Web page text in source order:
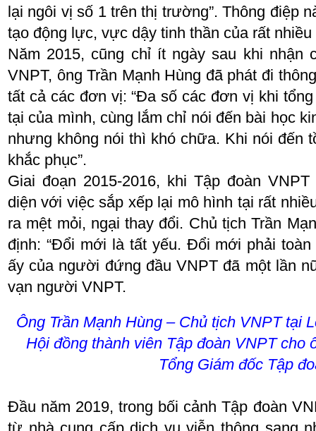
lại ngôi vị số 1 trên thị trường”. Thông điệp
tạo động lực, vực dậy tinh thần của rất
Năm 2015, cũng chỉ ít ngày sau khi nhận
VNPT, ông Trần Mạnh Hùng đã phát đi
tất cả các đơn vị: “Đa số các đơn vị khi
tại của mình, cùng lắm chỉ nói đến bài học
nhưng không nói thì khó chữa. Khi nói đến
khắc phục”.
Giai đoạn 2015-2016, khi Tập đoàn
diện với việc sắp xếp lại mô hình tại rất
ra mệt mỏi, ngại thay đổi. Chủ tịch Trần
định: “Đổi mới là tất yếu. Đổi mới phải toàn
ấy của người đứng đầu VNPT đã một lần
vạn người VNPT.
Ông Trần Mạnh Hùng – Chủ tịch VNPT tại
Hội đồng thành viên Tập đoàn VNPT cho
Tổng Giám đốc Tập
Đầu năm 2019, trong bối cảnh Tập đoàn